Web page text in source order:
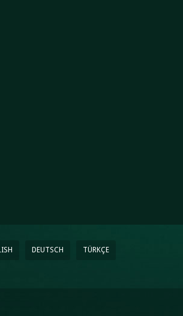
DEUTSCH TÜRKÇE